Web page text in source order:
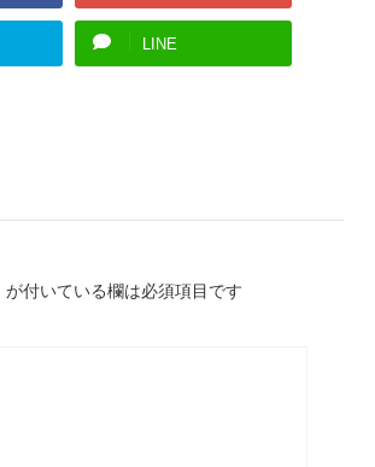
LINE
が付いている欄は必須項目です